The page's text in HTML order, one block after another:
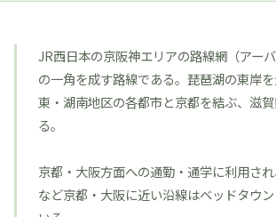
JR西日本の京阪神エリアの路線網（アーバ
の一角を成す路線である。琵琶湖の東岸
東・湖南地区の各都市と京都を結ぶ、滋
る。
京都・大阪方面への通勤・通学に利用さ
など京都・大阪に近い沿線はベッドタウ